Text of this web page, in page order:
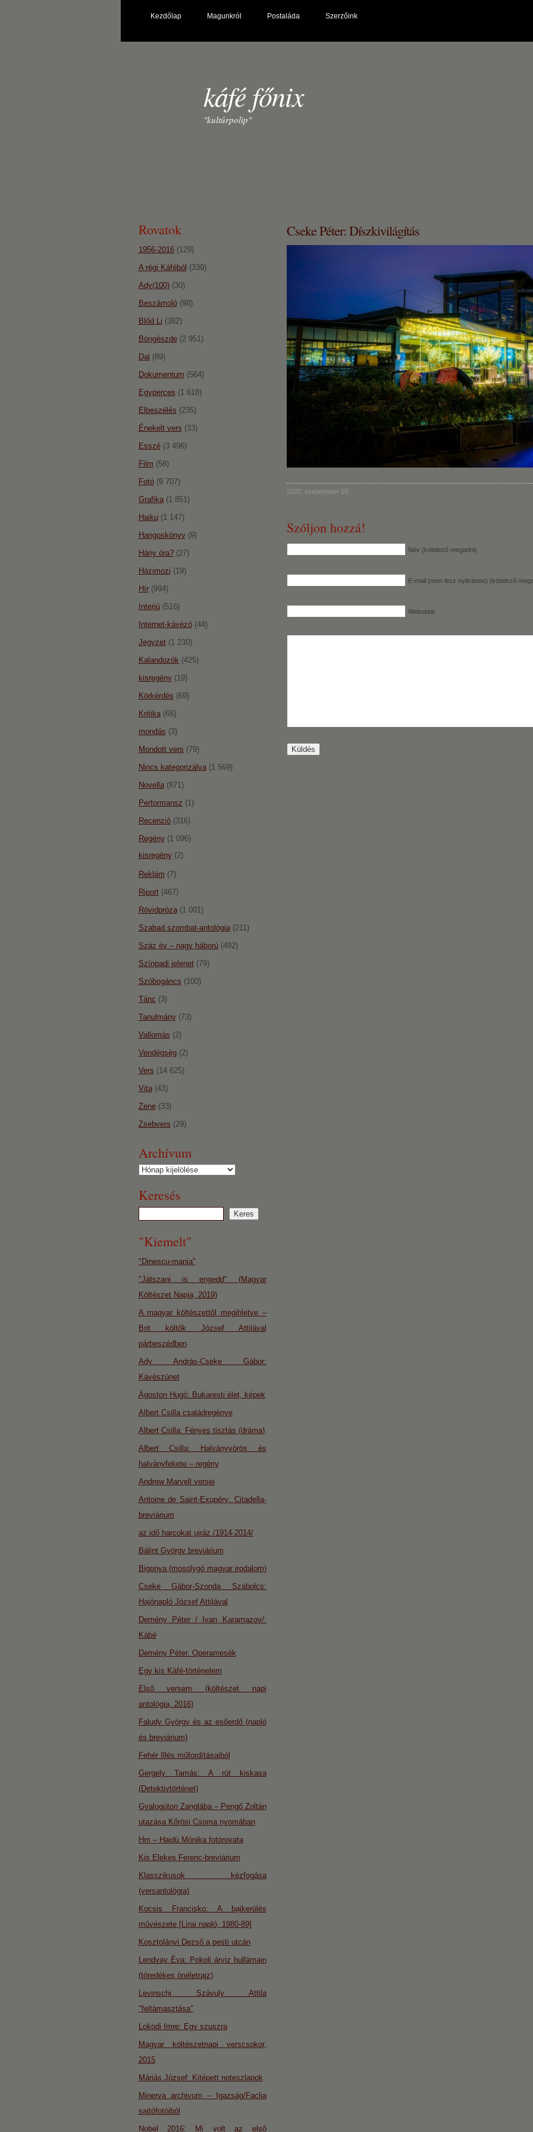
Kezdőlap Magunkról Postaláda Szerzőink
káfé főnix
"kultúrpolip"
Cseke Péter: Díszkivilágítás
2022. szeptember 29.
Szóljon hozzá!
Név (kötelező megadni)
E-mail (nem lesz nyilvános) (kötelező
Weboldal
Rovatok
1956-2016(129)
A régi Káféból (339)
Ady(100)(30)
Beszámoló(98)
Blőd Li (382)
Böngészde(2 951)
Dal (89)
Dokumentum (564)
Egyperces (1 618)
Elbeszélés (235)
Énekelt vers (33)
Esszé(3 496)
Film (58)
Fotó(9 707)
Grafika(1 851)
Haiku(1 147)
Hangoskönyv(9)
Hány óra?(27)
Házimozi (19)
Hír(994)
Interjú(516)
Internet-kávézó(44)
Jegyzet(1 230)
Kalandozók (425)
kisregény(19)
Körkérdés (69)
Kritika(65)
mondás (3)
Mondott vers (79)
Nincs kategorizálva(1 569)
Novella(871)
Performansz (1)
Recenzió(316)
Regény(1 096)
kisregény(2)
Reklám (7)
Riport(467)
Rövidpróza(1 001)
Szabad szombat-antológia(211)
Száz év – nagy háború(492)
Színpadi jelenet(79)
Szóbogáncs (100)
Tánc (3)
Tanulmány(73)
Vallomás (2)
Vendégség(2)
Vers (14 625)
Vita(43)
Zene(33)
Zsebvers (29)
Archívum
Archívum
Keresés
"Kiemelt"
"Dinescu-mania"
"Játszani is engedd" (Magyar
Költészet Napja, 2019)
A magyar költészettől megihletve –
Brit költők József Attilával
párbeszédben
Ady András-Cseke Gábor:
Kávészünet
Ágoston Hugó: Bukaresti élet, képek
Albert Csilla családregénye
Albert Csilla: Fényes tisztás (dráma)
Albert Csilla: Halványvörös és
halványfekete – regény
Andrew Marvell versei
Antoine de Saint-Exupéry: Citadella-
breviárium
az idő harcokat ujráz /1914-2014/
Bálint György breviárium
Bigonya (mosolygó magyar irodalom)
Cseke Gábor-Szonda Szabolcs:
Hajónapló József Attilával
Demény Péter / Ivan Karamazov/:
Kábé
Demény Péter. Operamesék
Egy kis Káfé-történelem
Első versem (költészet napi
antológia, 2016)
Faludy György és az esőerdő (napló
és breviárium)
Fehér Illés műfordításaiból
Gergely Tamás: A rút kiskasa
(Detektivtörténet)
Gyalogúton Zanglába – Pengő Zoltán
utazása Kőrösi Csoma nyomában
Hm – Hajdú Mónika fotórovata
Kis Elekes Ferenc-breviárium
Klasszikusok kézfogása
(versantológia)
Kocsis Francisko: A bajkerülés
művészete [Lírai napló, 1980-89]
Kosztolányi Dezső a pesti utcán
Lendvay Éva: Pokoli árviz hullámain
(töredékes önéletrajz)
Levinschi Szávuly Attila
"feltámasztása"
Lokodi Imre: Egy szuszra
Magyar költészetnapi verscsokor,
2015
Máriás József: Kitépett noteszlapok
Minerva archivum – Igazság/Faclia
sajtófotóiból
Nobel 2016: Mi volt az első